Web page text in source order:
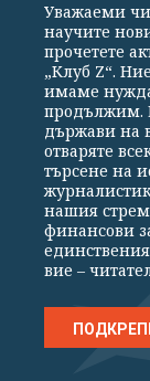
БИЗНЕС
„Амазон“
работни
Уважаеми
научите
прочетете
„Клуб Z“.
имаме
продължим.
държави на
отваряте
търсене на
нашия
финансови
вие –